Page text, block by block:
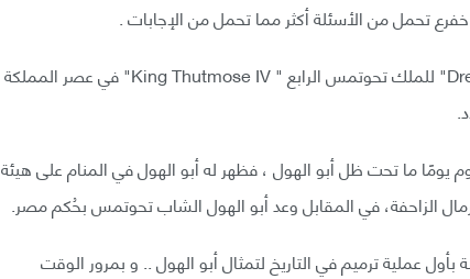
توجد بين مخالب أبو الهول لوحة الحلم " Dream Stela" للملك تحوتمس الرابع " King Thutmose IV" في عصر المملكة
ما تحت ظل أبو الهول ، فظهر له أبو الهول في المنام على هيئة
بأول عملية ترميم في التاريخ لتمثال أبو الهول .. و بمرور الوقت